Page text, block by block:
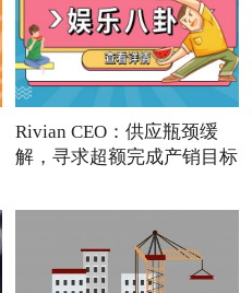
Rivian CEO：供应瓶颈缓
解，寻求超额完成产销目标